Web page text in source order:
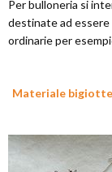
Per bulloneria si
destinate ad
ordinarie per
Materiale